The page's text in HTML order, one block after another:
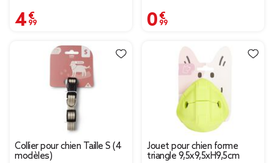
4,99 € 0,99 €
Collier pour chien Taille S (4
modèles)
Jouet pour chien forme
triangle 9,5x9,5xH9,5cm